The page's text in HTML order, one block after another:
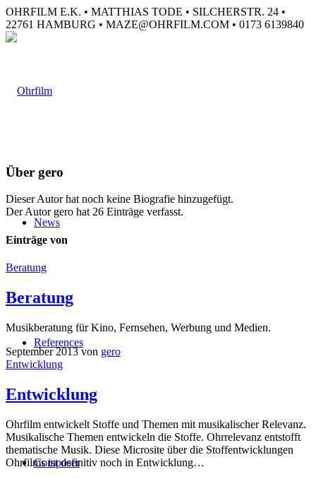
OHRFILM E.K. • MATTHIAS TODE • SILCHERSTR. 24 •
22761 HAMBURG • MAZE@OHRFILM.COM • 0173 6139840
News
References
Composer
Über gero
Dieser Autor hat noch keine Biografie hinzugefügt.
Der Autor gero hat 26 Einträge verfasst.
Einträge von
Beratung
Beratung
Musikberatung für Kino, Fernsehen, Werbung und Medien.
September 2013 von gero
Entwicklung
Entwicklung
Ohrfilm entwickelt Stoffe und Themen mit musikalischer Relevanz.
Musikalische Themen entwickeln die Stoffe. Ohrrelevanz entstofft
thematische Musik. Diese Microsite über die Stoffentwicklungen
Ohrfilms ist definitiv noch in Entwicklung…